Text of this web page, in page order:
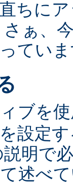
ちに
ぁ、
てい
ブを
設定
明で
述べ